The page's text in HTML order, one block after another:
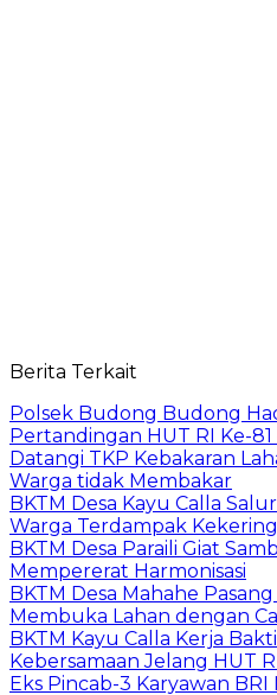
Berita Terkait
Polsek Budong Budong
Pertandingan HUT RI Ke-81
Datangi TKP Kebakaran
Warga tidak Membakar
BKTM Desa Kayu Calla
Warga Terdampak
BKTM Desa Paraili Giat
Mempererat Harmonisasi
BKTM Desa Mahahe
Membuka Lahan dengan
BKTM Kayu Calla Kerja
Kebersamaan Jelang HUT
Eks Pincab-3 Karyawan